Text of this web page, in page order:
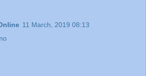
11 March, 2019 08:13